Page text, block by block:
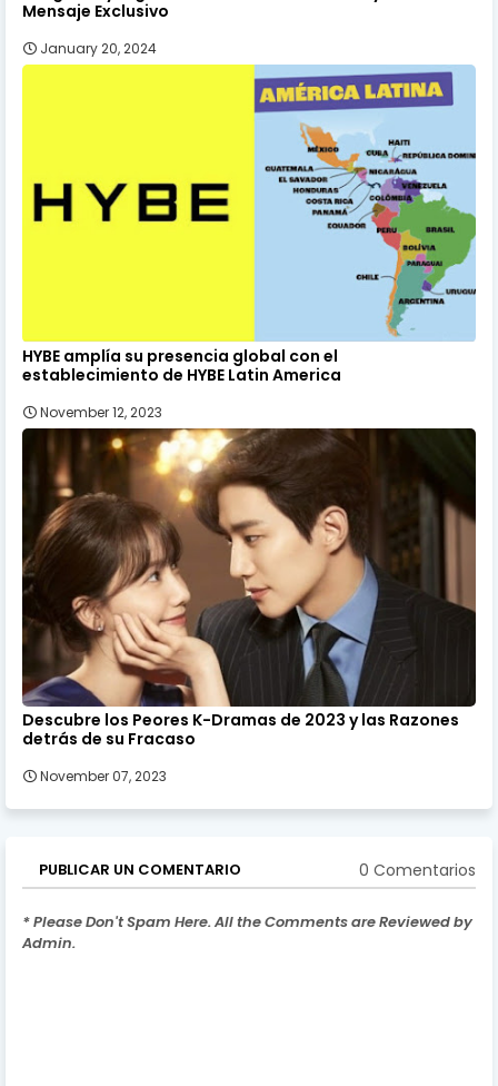
Mensaje Exclusivo
January 20, 2024
HYBE amplía su presencia global con el
establecimiento de HYBE Latin America
November 12, 2023
Descubre los Peores K-Dramas de 2023 y las Razones
detrás de su Fracaso
November 07, 2023
PUBLICAR UN COMENTARIO 0 Comentarios
* Please Don't Spam Here. All the Comments are Reviewed by
Admin.